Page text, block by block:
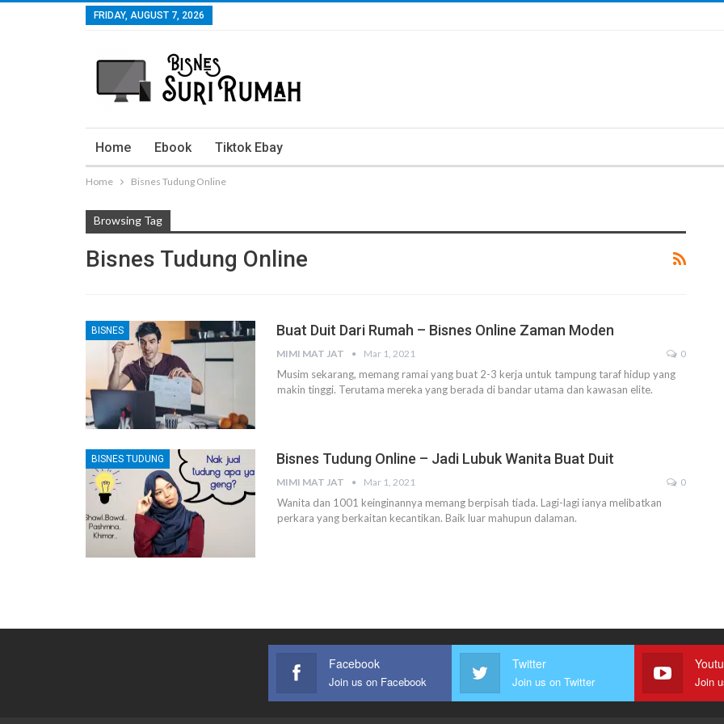
FRIDAY, AUGUST 7, 2026
Home Ebook Tiktok Ebay
Home Bisnes Tudung Online
Browsing Tag
Bisnes Tudung Online
BISNES Buat Duit Dari Rumah – Bisnes Online Zaman Moden
MIMI MAT JAT Mar 1, 2021 0
Musim sekarang, memang ramai yang buat 2-3 kerja untuk tampung taraf hidup yang
makin tinggi. Terutama mereka yang berada di bandar utama dan kawasan elite.
BISNES TUDUNG Bisnes Tudung Online – Jadi Lubuk Wanita Buat Duit
MIMI MAT JAT Mar 1, 2021 0
Wanita dan 1001 keinginannya memang berpisah tiada. Lagi-lagi ianya melibatkan
perkara yang berkaitan kecantikan. Baik luar mahupun dalaman.
Facebook
Join us on Facebook
Twitter
Join us on Twitter Join